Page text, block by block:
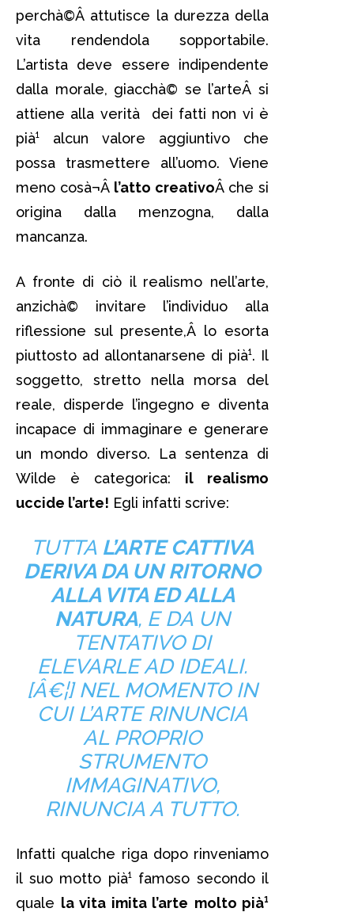
perchà©Â attutisce la durezza della
vita rendendola sopportabile.
L’artista deve essere indipendente
dalla morale, giacchà© se l’arteÂ si
attiene alla verità dei fatti non vi è
pià¹ alcun valore aggiuntivo che
possa trasmettere all’uomo. Viene
meno cosà¬Â l’atto creativoÂ che si
origina dalla menzogna, dalla
mancanza.
A fronte di ciò il realismo nell’arte,
anzichà© invitare l’individuo alla
riflessione sul presente,Â lo esorta
piuttosto ad allontanarsene di pià¹. Il
soggetto, stretto nella morsa del
reale, disperde l’ingegno e diventa
incapace di immaginare e generare
un mondo diverso. La sentenza di
Wilde è categorica: il realismo
uccide l’arte! Egli infatti scrive:
TUTTA L’ARTE CATTIVA
DERIVA DA UN RITORNO
ALLA VITA ED ALLA
NATURA, E DA UN
TENTATIVO DI
ELEVARLE AD IDEALI.
[Â€¦] NEL MOMENTO IN
CUI L’ARTE RINUNCIA
AL PROPRIO
STRUMENTO
IMMAGINATIVO,
RINUNCIA A TUTTO.
Infatti qualche riga dopo rinveniamo
il suo motto pià¹ famoso secondo il
quale la vita imita l’arte molto pià¹